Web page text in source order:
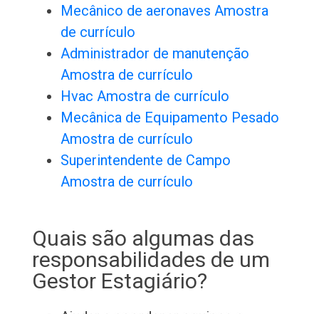
Mecânico de aeronaves Amostra
de currículo
Administrador de manutenção
Amostra de currículo
Hvac Amostra de currículo
Mecânica de Equipamento Pesado
Amostra de currículo
Superintendente de Campo
Amostra de currículo
Quais são algumas das
responsabilidades de um
Gestor Estagiário?